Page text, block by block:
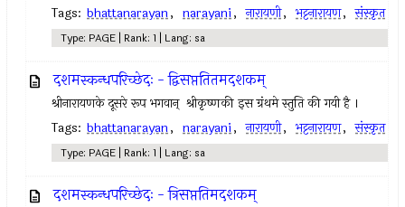
Tags: bhattanarayan, narayani, नारायणी, भट्टनारायण, संस्कृत
Type: PAGE | Rank: 1 | Lang: sa
दशमस्कन्धपरिच्छेदः - द्विसप्ततितमदशकम्
श्रीनारायणके दूसरे रूप भगवान् ‍ श्रीकृष्णकी इस ग्रंथमे स्तुति की गयी है ।
Tags: bhattanarayan, narayani, नारायणी, भट्टनारायण, संस्कृत
Type: PAGE | Rank: 1 | Lang: sa
दशमस्कन्धपरिच्छेदः - त्रिसप्ततिमदशकम्